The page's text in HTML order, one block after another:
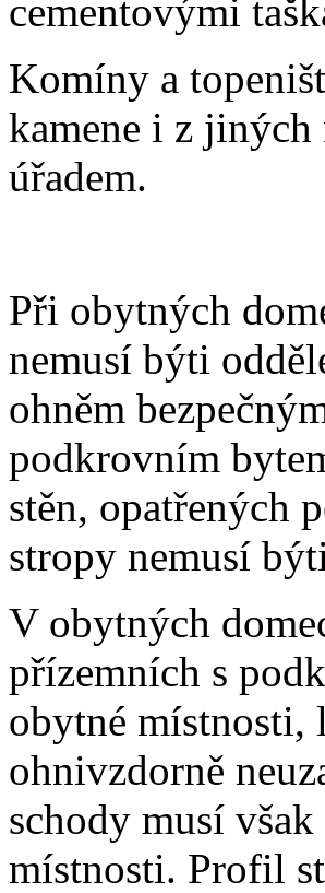
cementovými
Komíny a
kamene i z jiných
úřadem.
Při obytných
nemusí býti
ohněm
podkrovním
stěn, opatřených
stropy nemusí
V obytných
přízemních s
obytné místnosti,
ohnivzdorně
schody musí
místnosti. Profil